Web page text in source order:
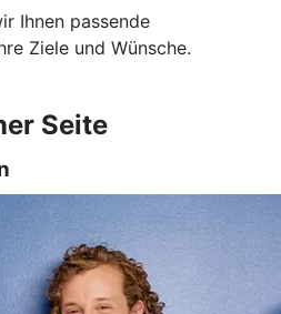
Ihnen passende
Ziele und Wünsche.
Seite